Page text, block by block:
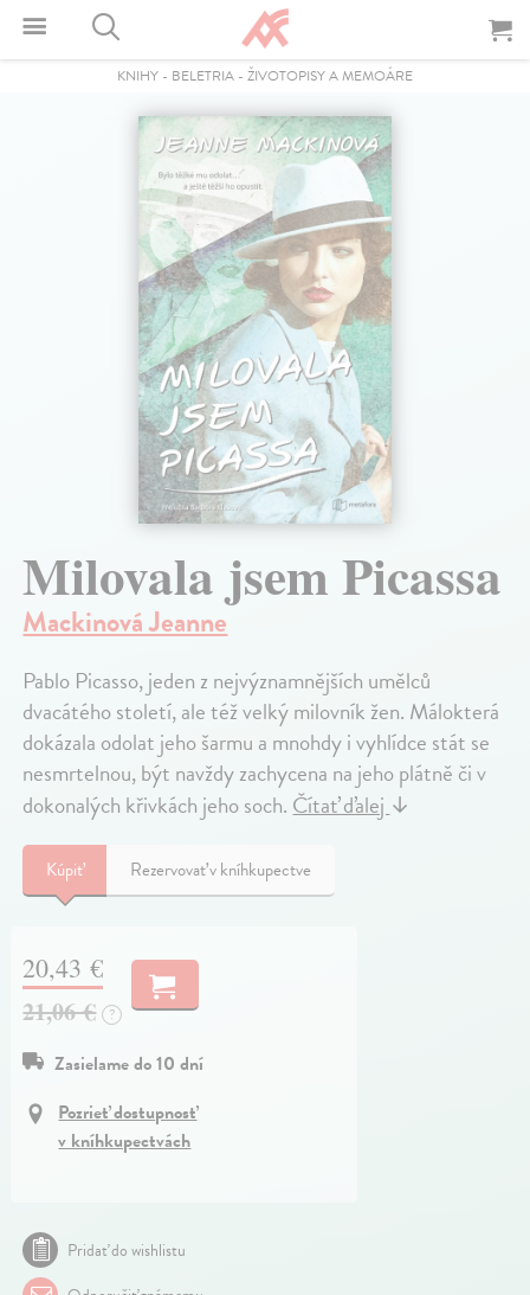
KNIHY - BELETRIA - ŽIVOTOPISY A MEMOÁRE
Milovala jsem Picassa
Mackinová Jeanne
Pablo Picasso, jeden z nejvýznamnějších umělců
dvacátého století, ale též velký milovník žen. Málokterá
dokázala odolat jeho šarmu a mnohdy i vyhlídce stát se
nesmrtelnou, být navždy zachycena na jeho plátně či v
dokonalých křivkách jeho soch. Čítať ďalej ↓
Kúpiť Rezervovať v kníhkupectve
20,43 €
21,06 € ?
Zasielame do 10 dní
Pozrieť dostupnosť
v kníhkupectvách
Pridať do wishlistu